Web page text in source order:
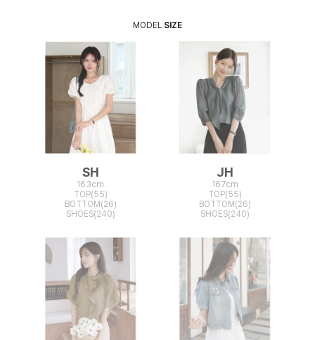
MODEL SIZE
SH
163cm
TOP(55)
BOTTOM(26)
SHOES(240)
JH
167cm
TOP(55)
BOTTOM(26)
SHOES(240)